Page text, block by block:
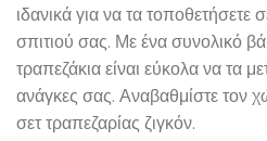
ιδανικά για να τα τοποθετήσετε
σπιτιού σας. Με ένα συνολικό
τραπεζάκια είναι εύκολα να τα
ανάγκες σας. Αναβαθμίστε τον
σετ τραπεζαρίας ζιγκόν.